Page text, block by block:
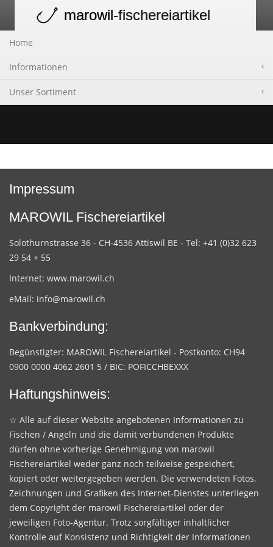
navigation
marowil-fischereiartikel
Home
Informationen
Unser Sortiment
Impressum
MAROWIL Fischereiartikel
Solothurnstrasse 36 - CH-4536 Attiswil BE - Tel: +41 (0)32 623
29 54 + 55
Internet: www.marowil.ch
eMail: info@marowil.ch
Bankverbindung:
Begünstigter: MAROWIL Fischereiartikel - Postkonto: CH94
0900 0000 4062 2601 5 / BIC: POFICCHBEXXX
Haftungshinweis:
☆ Alle auf dieser Website angebotenen Informationen zu
Fischen / Angeln und die damit verbundenen Produkte
dürfen ohne vorherige Genehmigung von marowil
Fischereiartikel weder ganz noch teilweise gespeichert,
kopiert oder weitergegeben werden. Die verwendeten Fotos,
Zeichnungen und Grafiken des Internet-Dienstes unterliegen
dem Copyright der marowil Fischereiartikel oder der
jeweiligen Foto-Agentur. Trotz sorgfältiger inhaltlicher
Kontrolle auf Konsistenz und Richtigkeit der Informationen